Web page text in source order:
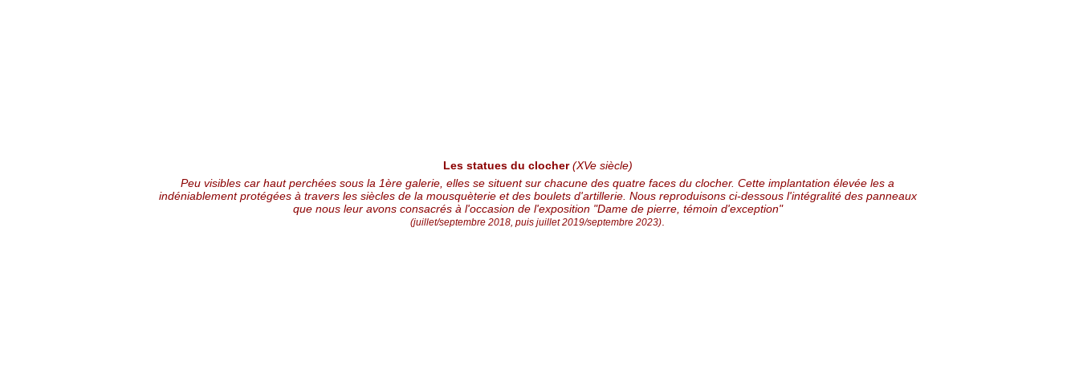
Les statues du clocher(XVe siècle)
Peu visibles car haut perchées sous la 1ère galerie, elles se situent sur chacune des quatre faces du clocher. Cette implantation élevée les a
indéniablement protégées à travers les siècles de la mousquèterie et des boulets d'artillerie. Nous reproduisons ci-dessous l'intégralité des panneaux
que nous leur avons consacrés à l'occasion de l'exposition "Dame de pierre, témoin d'exception"
(juillet/septembre 2018, puis juillet 2019/septembre 2023)